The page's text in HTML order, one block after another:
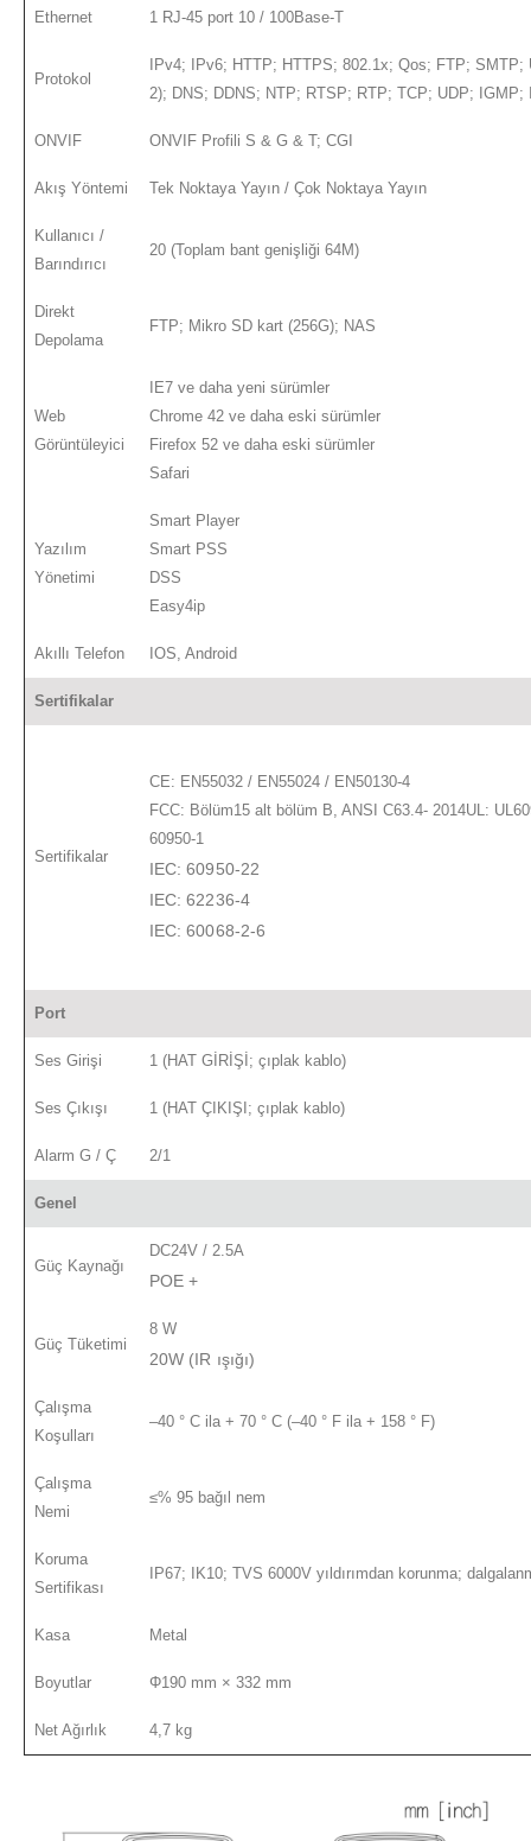
Ethernet 1 RJ-45 port 10 / 100Base-T
Protokol
IPv4; IPv6; HTTP; HTTPS; 802.1x; Qos; FTP;
2); DNS; DDNS; NTP; RTSP; RTP; TCP; UDP;
ONVIF ONVIF Profili S & G & T; CGI
Akış Yöntemi Tek Noktaya Yayın / Çok Noktaya Yayın
Kullanıcı /
Barındırıcı
20 (Toplam bant genişliği 64M)
Direkt
Depolama
FTP; Mikro SD kart (256G); NAS
Web
Görüntüleyici
IE7 ve daha yeni sürümler
Chrome 42 ve daha eski sürümler
Firefox 52 ve daha eski sürümler
Safari
Yazılım
Yönetimi
Smart Player
Smart PSS
DSS
Easy4ip
Akıllı Telefon IOS, Android
Sertifikalar
Sertifikalar
CE: EN55032 / EN55024 / EN50130-4
FCC: Bölüm15 alt bölüm B, ANSI C63.4- 2014UL:
60950-1
IEC: 60950-22
IEC: 62236-4
IEC: 60068-2-6
Port
Ses Girişi 1 (HAT GİRİŞİ; çıplak kablo)
Ses Çıkışı 1 (HAT ÇIKIŞI; çıplak kablo)
Alarm G / Ç 2/1
Genel
Güç Kaynağı
DC24V / 2.5A
POE +
Güç Tüketimi
8 W
20W (IR ışığı)
Çalışma
Koşulları
–40 ° C ila + 70 ° C (–40 ° F ila + 158 ° F)
Çalışma
Nemi
≤% 95 bağıl nem
Koruma
Sertifikası
IP67; IK10; TVS 6000V yıldırımdan korunma;
Kasa Metal
Boyutlar Φ190 mm × 332 mm
Net Ağırlık 4,7 kg